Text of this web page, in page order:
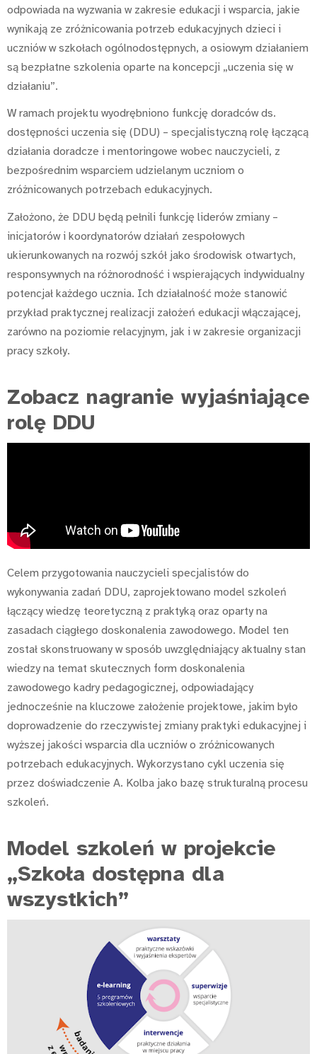
odpowiada na wyzwania w zakresie edukacji i wsparcia, jakie
wynikają ze zróżnicowania potrzeb edukacyjnych dzieci i
uczniów w szkołach ogólnodostępnych, a osiowym działaniem
są bezpłatne szkolenia oparte na koncepcji „uczenia się w
działaniu”.
W ramach projektu wyodrębniono funkcję doradców ds.
dostępności uczenia się (DDU) – specjalistyczną rolę łączącą
działania doradcze i mentoringowe wobec nauczycieli, z
bezpośrednim wsparciem udzielanym uczniom o
zróżnicowanych potrzebach edukacyjnych.
Założono, że DDU będą pełnili funkcję liderów zmiany –
inicjatorów i koordynatorów działań zespołowych
ukierunkowanych na rozwój szkół jako środowisk otwartych,
responsywnych na różnorodność i wspierających indywidualny
potencjał każdego ucznia. Ich działalność może stanowić
przykład praktycznej realizacji założeń edukacji włączającej,
zarówno na poziomie relacyjnym, jak i w zakresie organizacji
pracy szkoły.
Zobacz nagranie wyjaśniające
rolę DDU
Celem przygotowania nauczycieli specjalistów do
wykonywania zadań DDU, zaprojektowano model szkoleń
łączący wiedzę teoretyczną z praktyką oraz oparty na
zasadach ciągłego doskonalenia zawodowego. Model ten
został skonstruowany w sposób uwzględniający aktualny stan
wiedzy na temat skutecznych form doskonalenia
zawodowego kadry pedagogicznej, odpowiadający
jednocześnie na kluczowe założenie projektowe, jakim było
doprowadzenie do rzeczywistej zmiany praktyki edukacyjnej i
wyższej jakości wsparcia dla uczniów o zróżnicowanych
potrzebach edukacyjnych. Wykorzystano cykl uczenia się
przez doświadczenie A. Kolba jako bazę strukturalną procesu
szkoleń.
Model szkoleń w projekcie
„Szkoła dostępna dla
wszystkich”